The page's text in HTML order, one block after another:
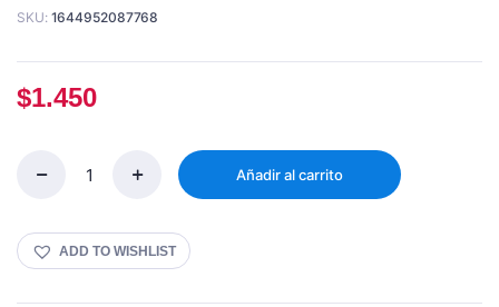
SKU: 1644952087768
$1.450
NOSOTRAS
NORMAL
8U
Añadir al carrito
ADD TO WISHLIST